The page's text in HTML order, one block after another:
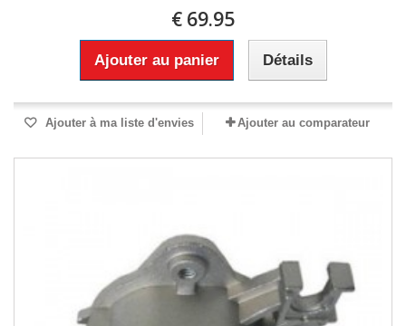
€ 69.95
Ajouter au panier Détails
Ajouter à ma liste d'envies Ajouter au comparateur